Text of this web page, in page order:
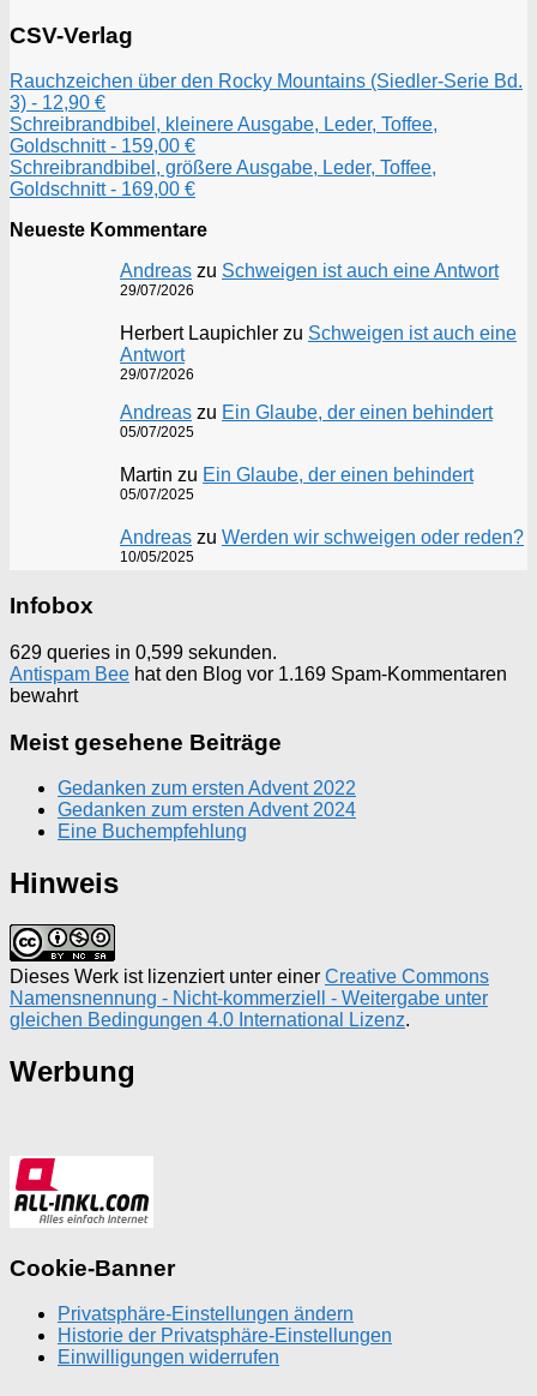
CSV-Verlag
Rauchzeichen über den Rocky Mountains (Siedler-Serie Bd.
3) - 12,90 €
Schreibrandbibel, kleinere Ausgabe, Leder, Toffee,
Goldschnitt - 159,00 €
Schreibrandbibel, größere Ausgabe, Leder, Toffee,
Goldschnitt - 169,00 €
Neueste Kommentare
Andreas zu Schweigen ist auch eine Antwort
29/07/2026
Herbert Laupichler zu Schweigen ist auch eine
Antwort
29/07/2026
Andreas zu Ein Glaube, der einen behindert
05/07/2025
Martin zu Ein Glaube, der einen behindert
05/07/2025
Andreas zu Werden wir schweigen oder reden?
10/05/2025
Infobox
629 queries in 0,599 sekunden.
Antispam Bee hat den Blog vor 1.169 Spam-Kommentaren
bewahrt
Meist gesehene Beiträge
Gedanken zum ersten Advent 2022
Gedanken zum ersten Advent 2024
Eine Buchempfehlung
Hinweis
Dieses Werk ist lizenziert unter einer Creative Commons
Namensnennung - Nicht-kommerziell - Weitergabe unter
gleichen Bedingungen 4.0 International Lizenz.
Werbung
Cookie-Banner
Privatsphäre-Einstellungen ändern
Historie der Privatsphäre-Einstellungen
Einwilligungen widerrufen